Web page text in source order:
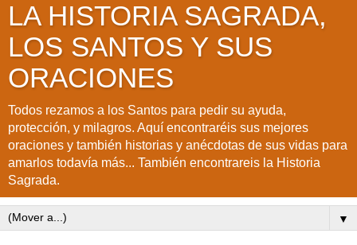
LA HISTORIA SAGRADA,
LOS SANTOS Y SUS
ORACIONES
Todos rezamos a los Santos para pedir su ayuda,
protección, y milagros. Aquí encontraréis sus mejores
oraciones y también historias y anécdotas de sus vidas para
amarlos todavía más... También encontrareis la Historia
Sagrada.
▼